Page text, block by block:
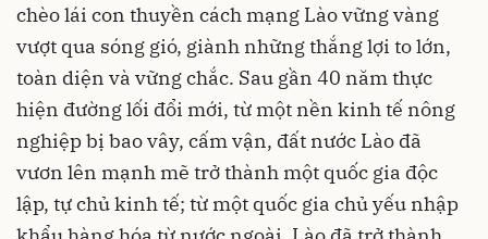
chèo lái con thuyền cách mạng Lào vững vàng
vượt qua sóng gió, giành những thắng lợi to lớn,
toàn diện và vững chắc. Sau gần 40 năm thực
hiện đường lối đổi mới, từ một nền kinh tế nông
nghiệp bị bao vây, cấm vận, đất nước Lào đã
vươn lên mạnh mẽ trở thành một quốc gia độc
lập, tự chủ kinh tế; từ một quốc gia chủ yếu nhập